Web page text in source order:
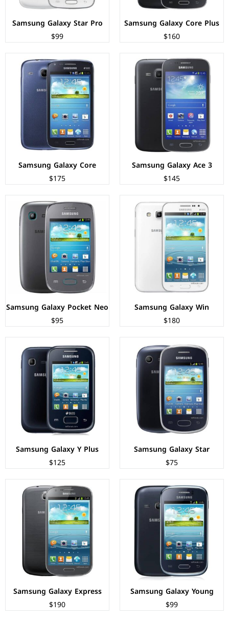
Samsung Galaxy Core Plus
$160
Samsung Galaxy Star Pro
$99
Samsung Galaxy Ace 3
$145
Samsung Galaxy Core
$175
Samsung Galaxy Win
$180
الشاشة:TFT LCD بحجم 4.7 بوصة بدقة 480px
المعالج:Qualcomm Snapdragon 200
الكاميرات:خلفية 5 م.ب / امامية VGA
الذاكرة+الرام:8 + 1 جيجابايت
نظام التشغيل:Android 4.1.2 (Jelly Bean)
البطارية:2000 ملي امبير
عرض المواصفات ←
Samsung Galaxy Pocket Neo
$95
الشاشة:TFT LCD بحجم 3 بوصة بدقة 240px
المعالج:850MHz
الكاميرات:2 ميجابكسل
الذاكرة+الرام:4 جيجابايت + 512 ميجابايت
نظام التشغيل:Android 4.1.2 (Jelly Bean)
البطارية:1200 ملي امبير
عرض المواصفات ←
Samsung Galaxy Star
$75
الشاشة:TFT LCD بحجم 3 بوصة بدقة 240px
المعالج:1.0GHz Cortex-A5
الكاميرات:2 ميجابكسل
الذاكرة+الرام:4 جيجابايت + 512 ميجابايت
نظام التشغيل:Android 4.1.2 (Jelly Bean)
البطارية:1200 ملي امبير
عرض المواصفات ←
Samsung Galaxy Y Plus
$125
الشاشة:TFT LCD بحجم 2.8 بوصة بدقة 240px
المعالج:850MHz Cortex-A9
الكاميرات:2 ميجابكسل
الذاكرة+الرام:4 جيجابايت
نظام التشغيل:Android 4.0 (Ice Cream Sandwich)
البطارية:1200 ملي امبير
عرض المواصفات ←
Samsung Galaxy Young
$99
الشاشة:
المعالج:Qualcomm Snapdragon S1
الكاميرات:3.15 ميجابكسل
الذاكرة+الرام:4 جيجابايت + 768 ميجابايت
نظام التشغيل:Android 4.1.2 (Jelly Bean)
البطارية:1300 ملي امبير
عرض المواصفات ←
Samsung Galaxy Express
$190
الشاشة:سوبر اموليد بلس بحجم 4.5 بوصة بدقة 480px
المعالج:Qualcomm Snapdragon 400
الكاميرات:خلفية 5 م.ب / امامية 1.3 م.ب
الذاكرة+الرام:4/8 + 1 جبجابايت
نظام التشغيل:Android 4.1.2 (Jelly Bean)
البطارية:2000 ملي امبير
عرض المواصفات ←
الشاشة:TFT LCD بحجم 5 بوصة بدقة 480px
المعالج:ثنائي النواة - 1.2 جيجاهرتز
الكاميرات:خلفية 8 م.ب/ امامية 2 م.ب.
الذاكرة+الرام:8 + 1 جيجابايت، ميموري.
نظام التشغيل:Android 4.1.2 (Jelly Bean)
البطارية:2100 ملي امبير
عرض المواصفات ←
الشاشة:Super AMOLED بحجم 4.0 بوصة بدقة 480px
المعالج:NovaThor U8420 - ثنائي النواة
الكاميرات:خلفية 5 م.ب / امامية VGA
الذاكرة+الرام:8/16 + 1 جيجابايت
نظام التشغيل:Android 4.1 (Jelly Bean)
البطارية:1500 ملي امبير
عرض المواصفات ←